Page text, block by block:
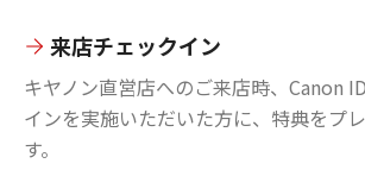
来店チェックイン
キヤノン直営店へのご来店時、Canon
インを実施いただいた方に、特典をプ
す。